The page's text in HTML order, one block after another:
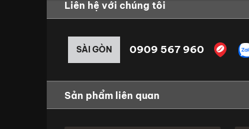
Liên hệ với chúng tôi
SÀI GÒN 0909 567 960
Sản phẩm liên quan